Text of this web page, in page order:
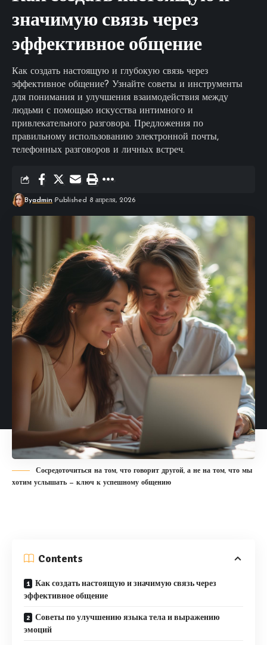
значимую связь через
эффективное общение
Как создать настоящую и глубокую связь через
эффективное общение? Узнайте советы и инструменты
для понимания и улучшения взаимодействия между
людьми с помощью искусства интимного и
привлекательного разговора. Предложения по
правильному использованию электронной почты,
телефонных разговоров и личных встреч.
Byadmin Published 8 апреля, 2026
Сосредоточиться на том, что говорит другой, а не на том, что мы
хотим услышать — ключ к успешному общению
Contents
Как создать настоящую и значимую связь через
эффективное общение
Советы по улучшению языка тела и выражению
эмоций